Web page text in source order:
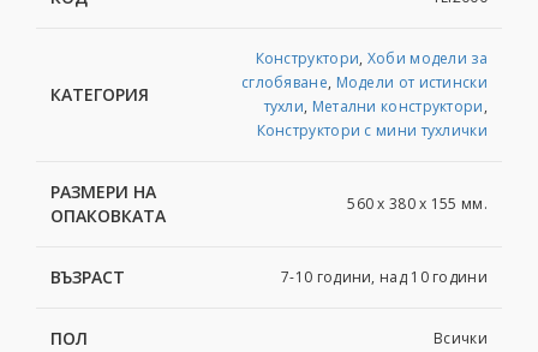
КАТЕГОРИЯ
Конструктори, Хоби модели за
сглобяване, Модели от истински
тухли, Метални конструктори,
Конструктори с мини тухлички
РАЗМЕРИ НА
ОПАКОВКАТА
560 x 380 x 155 мм.
ВЪЗРАСТ 7-10 години, над 10 години
ПОЛ Всички